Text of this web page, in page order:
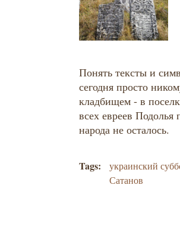
Понять тексты и
сегодня просто
кладбищем - в
всех евреев Подолья
народа не осталось.
Tags:
украинский
Сатанов